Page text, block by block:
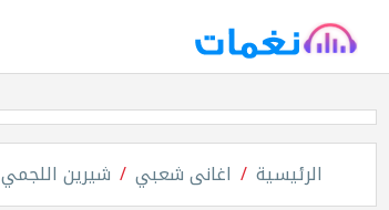
الرئيسية اغانى شعبي شيرين اللجمي